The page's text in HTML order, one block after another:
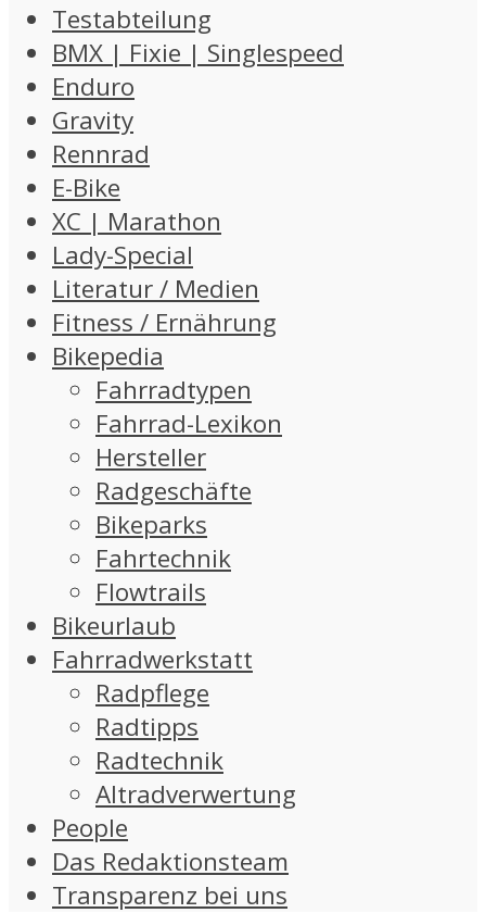
Testabteilung
BMX | Fixie | Singlespeed
Enduro
Gravity
Rennrad
E-Bike
XC | Marathon
Lady-Special
Literatur / Medien
Fitness / Ernährung
Bikepedia
Fahrradtypen
Fahrrad-Lexikon
Hersteller
Radgeschäfte
Bikeparks
Fahrtechnik
Flowtrails
Bikeurlaub
Fahrradwerkstatt
Radpflege
Radtipps
Radtechnik
Altradverwertung
People
Das Redaktionsteam
Transparenz bei uns